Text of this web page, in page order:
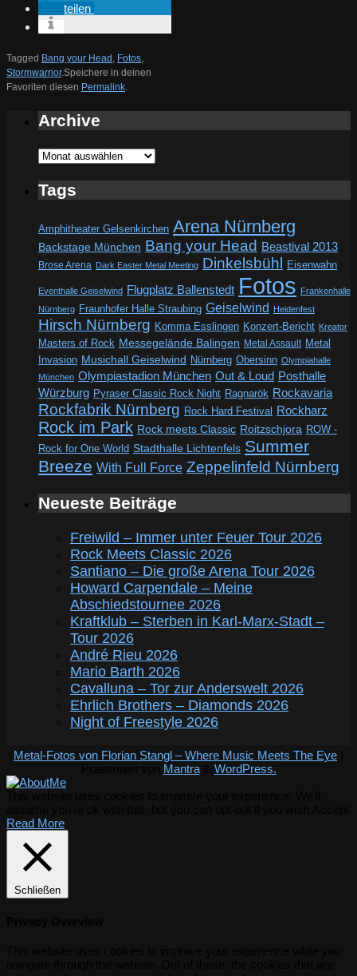
teilen
Tagged Bang your Head , Fotos,
Stormwarrior.Speichere in deinen
Favoriten diesen Permalink.
Archive
Archive
Tags
Amphitheater Gelsenkirchen Arena Nürnberg
Backstage München Bang your Head Beastival 2013
Brose Arena Dark Easter Metal Meeting Dinkelsbühl Eisenwahn
Eventhalle Geiselwind Flugplatz Ballenstedt Fotos Frankenhalle
Nürnberg Fraunhofer Halle Straubing Geiselwind Heidenfest
Hirsch Nürnberg Komma Esslingen Konzert-Bericht Kreator
Masters of Rock Messegelände Balingen Metal Assault Metal
Invasion Musichall Geiselwind Nürnberg Obersinn Olympiahalle
München Olympiastadion München Out & Loud Posthalle
Würzburg Pyraser Classic Rock Night Ragnarök Rockavaria
Rockfabrik Nürnberg Rock Hard Festival Rockharz
Rock im Park Rock meets Classic Roitzschjora ROW -
Rock for One World Stadthalle Lichtenfels Summer
Breeze With Full Force Zeppelinfeld Nürnberg
Neueste Beiträge
Freiwild – Immer unter Feuer Tour 2026
Rock Meets Classic 2026
Santiano – Die große Arena Tour 2026
Howard Carpendale – Meine
Abschiedstournee 2026
Kraftklub – Sterben in Karl-Marx-Stadt –
Tour 2026
André Rieu 2026
Mario Barth 2026
Cavalluna – Tor zur Anderswelt 2026
Ehrlich Brothers – Diamonds 2026
Night of Freestyle 2026
Metal-Fotos von Florian Stangl – Where Music Meets The Eye
Mantra& WordPress.
Read More
Schließen